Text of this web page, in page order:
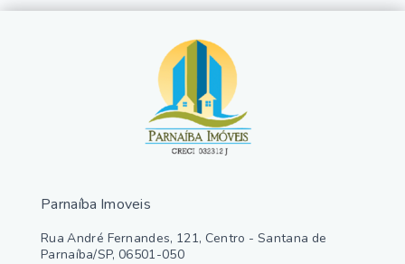
Parnaíba Imoveis
Rua André Fernandes, 121, Centro - Santana de
Parnaíba/SP, 06501-050